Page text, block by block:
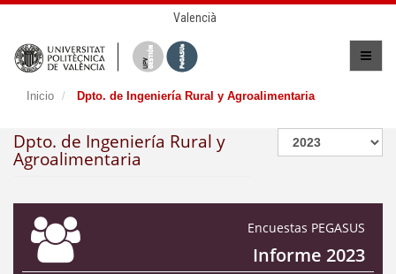
Valencià
Inicio Dpto. de Ingeniería Rural y Agroalimentaria
Dpto. de Ingeniería Rural y
Agroalimentaria
Encuestas PEGASUS
Informe 2023